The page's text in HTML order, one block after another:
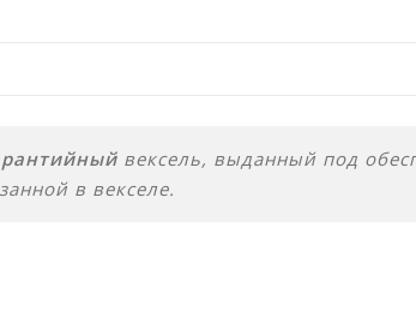
вексель, выданный под
в векселе.